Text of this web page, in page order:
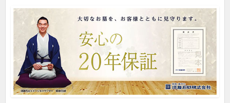
したシンプルな円のデザ
インは、祈りを捧げる家
族の廻向を表しておりま
す。
たフォルムで、お参りに
来た人を包み込む、優し
い空間をデザインしまし